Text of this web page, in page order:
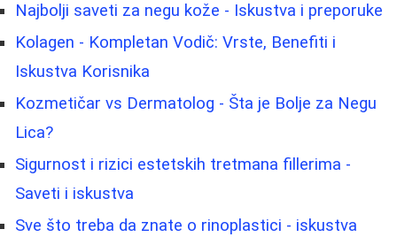
Najbolji saveti za negu kože - Iskustva i preporuke
Kolagen - Kompletan Vodič: Vrste, Benefiti i
Iskustva Korisnika
Kozmetičar vs Dermatolog - Šta je Bolje za Negu
Lica?
Sigurnost i rizici estetskih tretmana fillerima -
Saveti i iskustva
Sve što treba da znate o rinoplastici - iskustva